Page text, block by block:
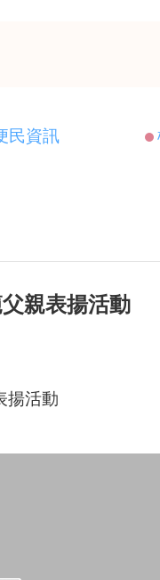
民資訊
親表揚活動
揚活動